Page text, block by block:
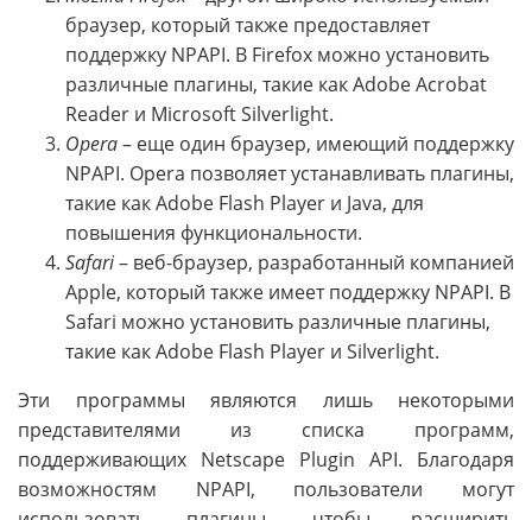
браузер, который также предоставляет
поддержку NPAPI. В Firefox можно установить
различные плагины, такие как Adobe Acrobat
Reader и Microsoft Silverlight.
Opera– еще один браузер, имеющий поддержку
NPAPI. Opera позволяет устанавливать плагины,
такие как Adobe Flash Player и Java, для
повышения функциональности.
Safari– веб-браузер, разработанный компанией
Apple, который также имеет поддержку NPAPI. В
Safari можно установить различные плагины,
такие как Adobe Flash Player и Silverlight.
Эти программы являются лишь некоторыми
представителями из списка программ,
поддерживающих Netscape Plugin API. Благодаря
возможностям NPAPI, пользователи могут